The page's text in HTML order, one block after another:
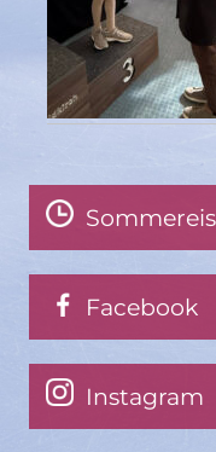
Sommereis
Facebook
Instagram